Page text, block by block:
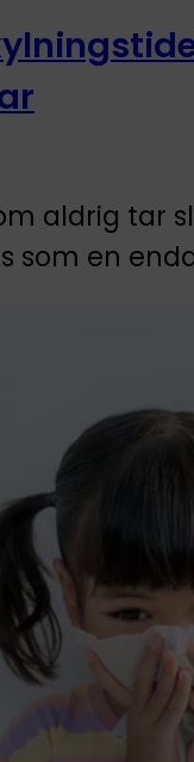
aldrig tar
som en